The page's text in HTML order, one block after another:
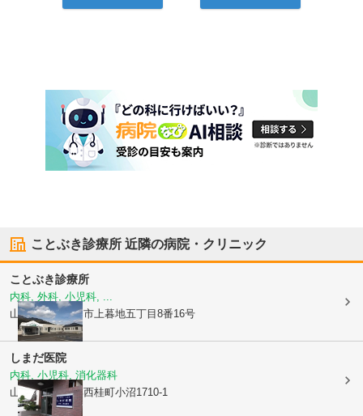
ことぶき診療所 近隣の病院・クリニック
ことぶき診療所
内科, 外科, 小児科, ...
山梨県富士吉田市 上暮地五丁目8番16号
しまだ医院
内科, 小児科, 消化器科
山梨県南都留郡西桂町小沼1710-1